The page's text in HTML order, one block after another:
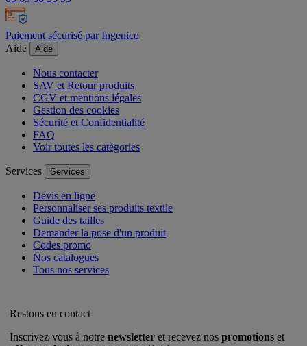
Paiement sécurisé par Ingenico
Aide
Aide
Nous contacter
SAV et Retour produits
CGV et mentions légales
Gestion des cookies
Sécurité et Confidentialité
FAQ
Voir toutes les catégories
Services Services
Devis en ligne
Personnaliser ses produits textile
Guide des tailles
Demander la pose d'un produit
Codes promo
Nos catalogues
Tous nos services
Restons en contact
Inscrivez-vous à notre newsletter et recevez nos promotions et